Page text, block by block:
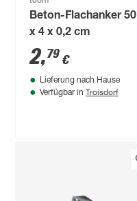
Beton-Flachanker 50
x 4 x 0,2 cm
2,79 €
Lieferung nach Hause
Verfügbar in Troisdorf